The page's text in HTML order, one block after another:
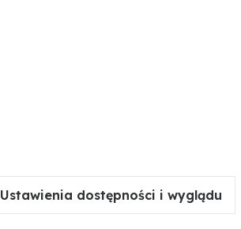
Ustawienia dostępności i wyglądu